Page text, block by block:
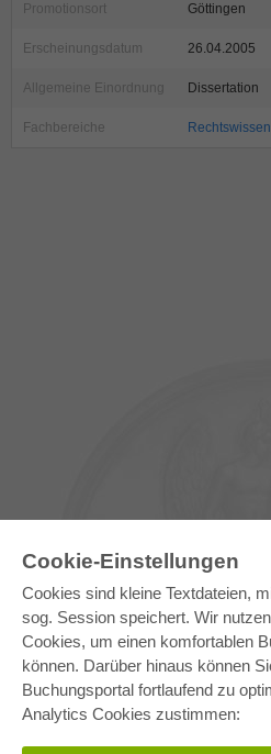
Cookie-Einstellungen
Cookies sind kleine Textdateien,
sog. Session speichert. Wir
Cookies, um einen komfortablen
können. Darüber hinaus können
Buchungsportal fortlaufend zu
Analytics Cookies zustimmen:
Promotionsort Göttingen
Erscheinungsdatum 26.04.2005
Allgemeine Einordnung Dissertation
Fachbereiche
E-COLLECTION
Gesamtpaket
Fachbereichspakete
Pick & Choose
Bereitstellung von E-Books
Häufig gestellte Fragen (FAQ)